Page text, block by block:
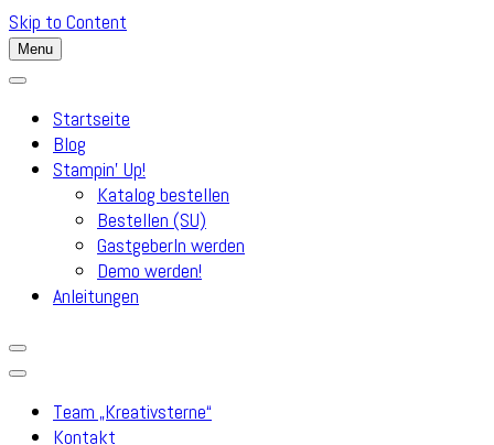
Skip to Content
Menu
Startseite
Blog
Stampin’ Up!
Katalog bestellen
Bestellen (SU)
GastgeberIn werden
Demo werden!
Anleitungen
Team „Kreativsterne“
Kontakt